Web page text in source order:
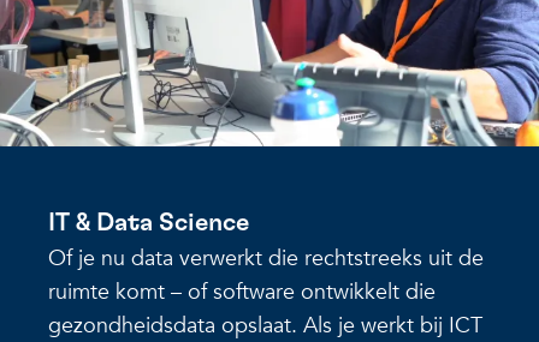
IT & Data Science
Of je nu data verwerkt die rechtstreeks uit de
ruimte komt – of software ontwikkelt die
gezondheidsdata opslaat. Als je werkt bij ICT